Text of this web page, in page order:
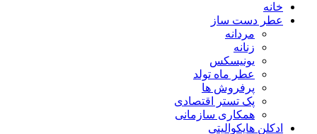
خانه
عطر دست ساز
مردانه
زنانه
یونیسکس
عطر ماه تولد
پرفروش ها
پک تستر اقتصادی
همکاری سازمانی
ادکلن هایکوالیتی